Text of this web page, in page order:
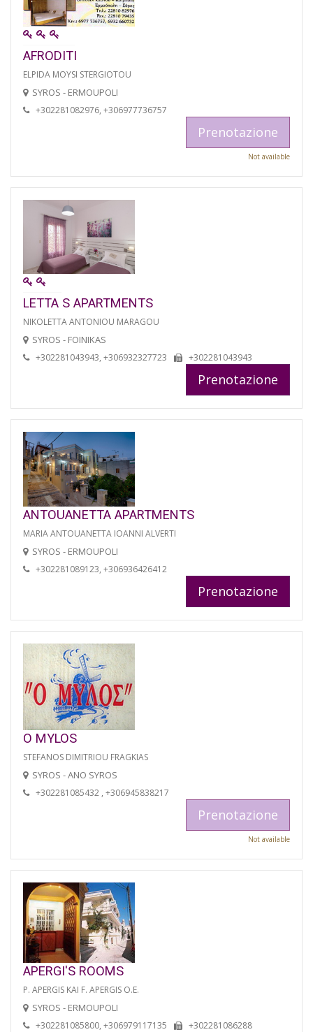
AFRODITI
ELPIDA MOYSI STERGIOTOU
SYROS - ERMOUPOLI
+302281082976, +306977736757
Prenotazione
Not available
LETTA S APARTMENTS
NIKOLETTA ANTONIOU MARAGOU
SYROS - FOINIKAS
+302281043943, +306932327723 +302281043943
Prenotazione
ANTOUANETTA APARTMENTS
MARIA ANTOUANETTA IOANNI ALVERTI
SYROS - ERMOUPOLI
+302281089123, +306936426412
Prenotazione
O MYLOS
STEFANOS DIMITRIOU FRAGKIAS
SYROS - ANO SYROS
+302281085432 , +306945838217
Prenotazione
Not available
APERGI'S ROOMS
P. APERGIS KAI F. APERGIS O.E.
SYROS - ERMOUPOLI
+302281085800, +306979117135 +302281086288